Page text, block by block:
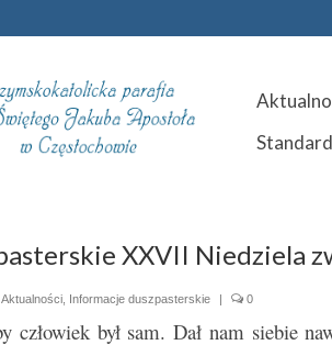
XXVII Niedziela
Aktualności Informacje duszpasterskie 0
człowiek był sam. Dał nam siebie